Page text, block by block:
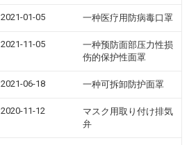
2021-01-05 一种医疗用防病毒口罩
2021-11-05
一种预防面部压力性损
伤的保护性面罩
2021-06-18 一种可拆卸防护面罩
2020-11-12
マスク用取り付け排気
弁